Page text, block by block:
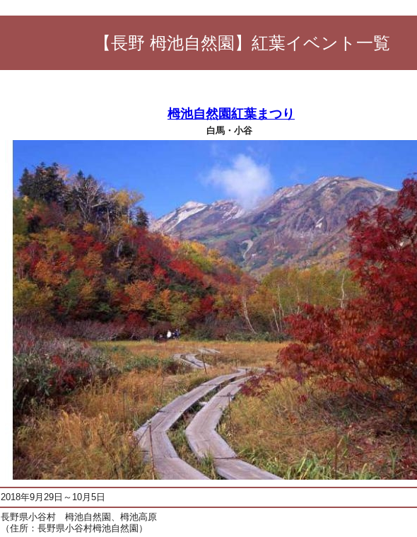
【長野 栂池自然園】紅葉イベント一覧
栂池自然園紅葉まつり
白馬・小谷
2018年9月29日～10月5日
長野県小谷村 栂池自然園、栂池高原
（住所：長野県小谷村栂池自然園）